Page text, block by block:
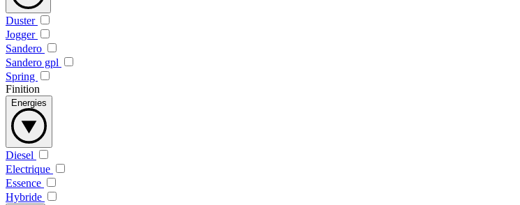
Duster
Jogger
Sandero
Sandero gpl
Spring
Finition
Energies
Diesel
Electrique
Essence
Hybride